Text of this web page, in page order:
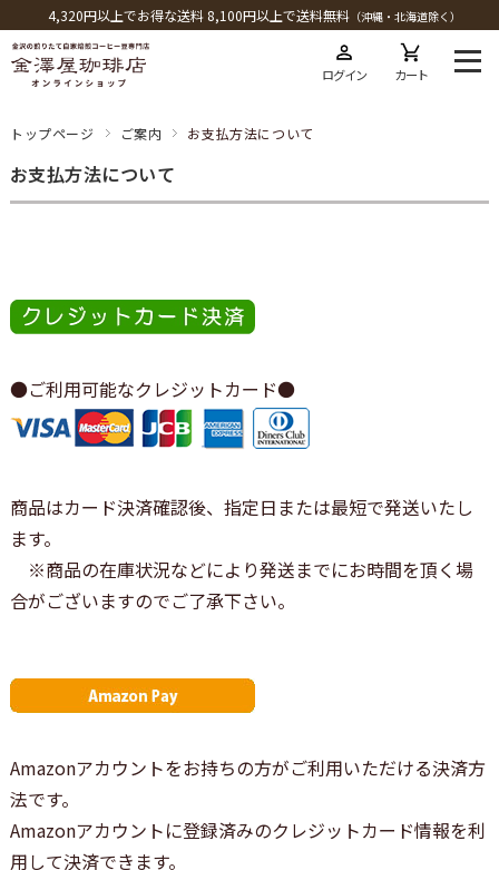
4,320円以上でお得な送料 8,100円以上で送料無料（沖縄・北海道除く）
ログイン カート
トップページ ご案内 お支払方法について
お支払方法について
●ご利用可能なクレジットカード●
商品はカード決済確認後、指定日または最短で発送いたし
ます。
※商品の在庫状況などにより発送までにお時間を頂く場
合がございますのでご了承下さい。
Amazonアカウントをお持ちの方がご利用いただける決済方
法です。
Amazonアカウントに登録済みのクレジットカード情報を利
用して決済できます。